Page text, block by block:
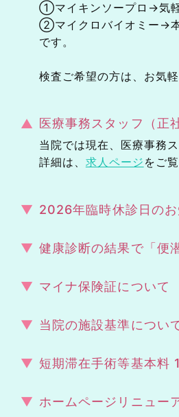
①マイキンソープロ→気軽
②マイクロバイオミー→
です。
検査ご希望の方は、お気
医療事務スタッフ（正
当院では現在、医療事務
詳細は、 求人ページ をご
2026年臨時休診日の
健康診断の結果で「便
マイナ保険証について
当院の施設基準につい
短期滞在手術等基本料
ホームページリニュー